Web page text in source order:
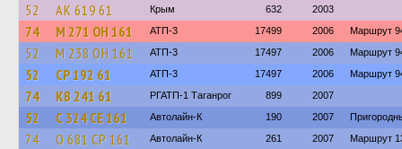
52 АК 619 61 Крым 632 2003
74 М 271 ОН 161 АТП-3 17499 2006 Маршрут
52 М 238 ОН 161 АТП-3 17497 2006 Маршрут
52 СР 192 61 АТП-3 17497 2006 Маршрут
74 КВ 241 61 РГАТП-1 Таганрог 899 2007
52 С 324 СЕ 161 Автолайн-К 190 2007
74 О 681 СР 161 Автолайн-К 261 2007 Маршрут